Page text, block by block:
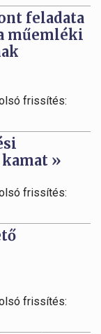
feladata
műemléki
frissítés:
»
frissítés:
frissítés: